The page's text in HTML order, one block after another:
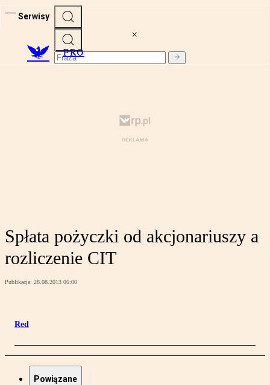
Serwisy
PRO
Spłata pożyczki od akcjonariuszy a
rozliczenie CIT
Publikacja: 28.08.2013 06:00
Red
Powiązane